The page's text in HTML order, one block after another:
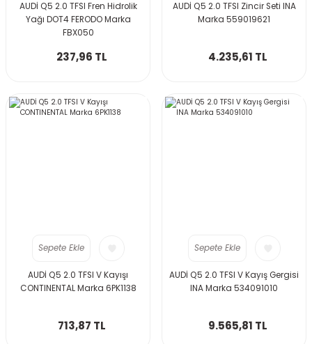
AUDİ Q5 2.0 TFSI Fren Hidrolik
Yağı DOT4 FERODO Marka
FBX050
237,96 TL
AUDİ Q5 2.0 TFSI Zincir Seti INA
Marka 559019621
4.235,61 TL
Sepete Ekle
AUDİ Q5 2.0 TFSI V Kayışı
CONTINENTAL Marka 6PK1138
713,87 TL
Sepete Ekle
AUDİ Q5 2.0 TFSI V Kayış Gergisi
INA Marka 534091010
9.565,81 TL